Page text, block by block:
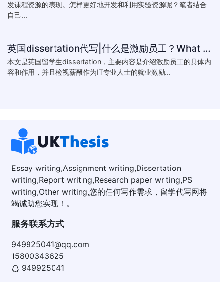
发课程资源的表现。怎样更好地开发和利用实验资源呢？笔者结合
自己...
英国dissertation代写|什么是激励员工？What motivates employees?
本文是英国留学生dissertation，主要内容是介绍激励员工的具体内
容和作用，并且检视薪酬作为IT专业人士的就业激励...
Essay writing,Assignment writing,Dissertation
writing,Report writing,Research paper writing,PS
writing,Other writing,您的任何写作需求，留学代写网将
竭诚助您实现！。
服务联系方式
949925041@qq.com
15800343625
949925041